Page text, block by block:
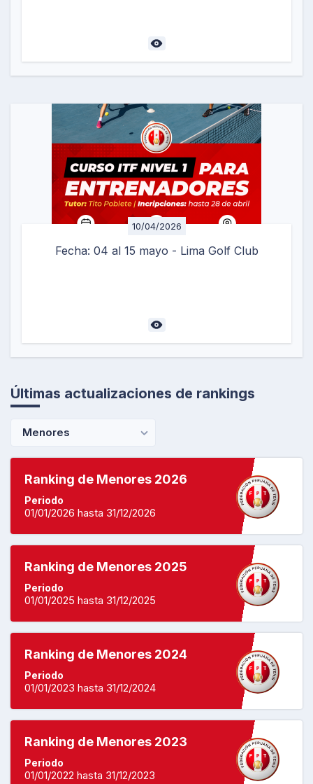
10/04/2026
Fecha: 04 al 15 mayo - Lima Golf Club
Últimas actualizaciones de rankings
Menores
Ranking de Menores 2026
Periodo
01/01/2026 hasta 31/12/2026
Ranking de Menores 2025
Periodo
01/01/2025 hasta 31/12/2025
Ranking de Menores 2024
Periodo
01/01/2023 hasta 31/12/2024
Ranking de Menores 2023
Periodo
01/01/2022 hasta 31/12/2023